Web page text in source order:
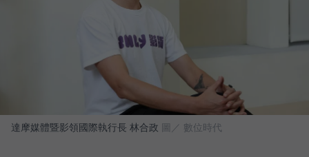
達摩媒體暨影領國際執行長 林合政 圖／ 數位時代